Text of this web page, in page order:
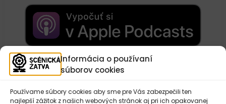
Informácia o používaní
súborov cookies
Používame súbory cookies aby sme pre Vás zabezpečili ten
najlepší zážitok z našich webových stránok aj pri ich opakovanej
Texty:
©Národné osvetové centrum